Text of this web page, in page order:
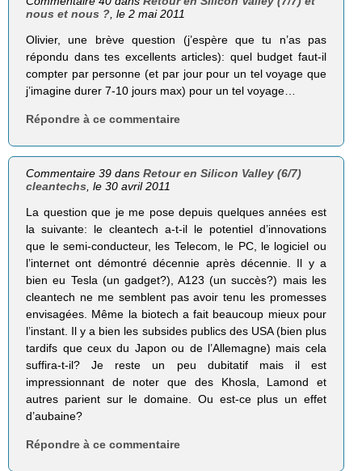
nous et nous ? , le 2 mai 2011
Olivier, une brève question (j’espère que tu n’as pas
répondu dans tes excellents articles): quel budget faut-il
compter par personne (et par jour pour un tel voyage que
j’imagine durer 7-10 jours max) pour un tel voyage…
Répondre à ce commentaire
Commentaire 39 dansRetour en Silicon Valley (6/7)
cleantechs , le 30 avril 2011
La question que je me pose depuis quelques années est
la suivante: le cleantech a-t-il le potentiel d’innovations
que le semi-conducteur, les Telecom, le PC, le logiciel ou
l’internet ont démontré décennie après décennie. Il y a
bien eu Tesla (un gadget?), A123 (un succès?) mais les
cleantech ne me semblent pas avoir tenu les promesses
envisagées. Même la biotech a fait beaucoup mieux pour
l’instant. Il y a bien les subsides publics des USA (bien plus
tardifs que ceux du Japon ou de l’Allemagne) mais cela
suffira-t-il? Je reste un peu dubitatif mais il est
impressionnant de noter que des Khosla, Lamond et
autres parient sur le domaine. Ou est-ce plus un effet
d’aubaine?
Répondre à ce commentaire